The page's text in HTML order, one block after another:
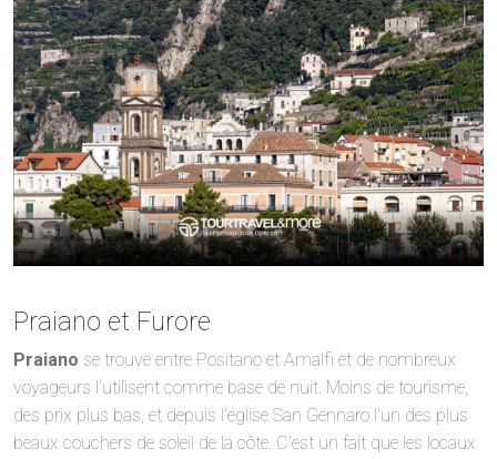
Praiano et Furore
Praiano se trouve entre Positano et Amalfi et de nombreux
voyageurs l’utilisent comme base de nuit. Moins de tourisme,
des prix plus bas, et depuis l’église San Gennaro l’un des plus
beaux couchers de soleil de la côte. C’est un fait que les locaux